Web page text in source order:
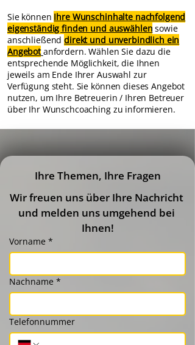
Sie können Ihre Wunschinhalte nachfolgend
eigenständig finden und auswählen sowie
anschließenddirekt und unverbindlich ein
Angebot anfordern. Wählen Sie dazu die
entsprechende Möglichkeit, die Ihnen
jeweils am Ende Ihrer Auswahl zur
Verfügung steht. Sie können dieses Angebot
nutzen, um Ihre Betreuerin / Ihren Betreuer
über Ihr Wunschcoaching zu informieren.
Ihre Themen, Ihre Fragen
Wir freuen uns über Ihre Nachricht
und melden uns umgehend bei
Ihnen!
Vorname *
Nachname *
Telefonnummer